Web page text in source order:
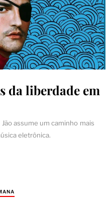
da liberdade em
assume um caminho mais
eletrônica.